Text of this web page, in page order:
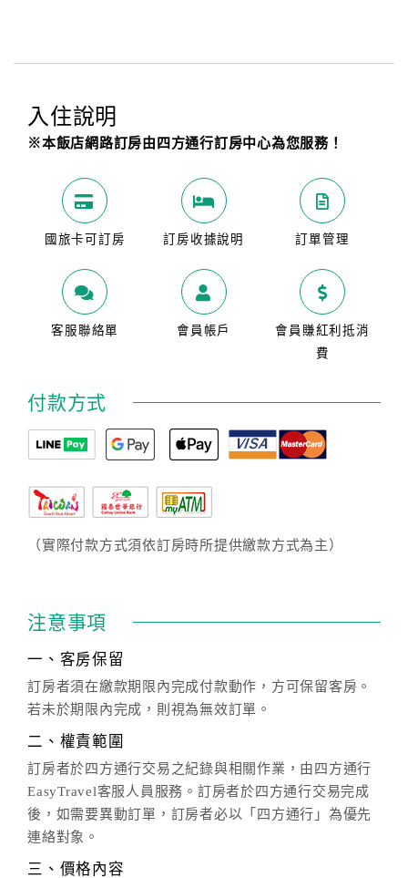
入住說明
※本飯店網路訂房由四方通行訂房中心為您服務！
國旅卡可訂房 訂房收據說明 訂單管理
客服聯絡單 會員帳戶
會員賺紅利抵消
費
付款方式
（實際付款方式須依訂房時所提供繳款方式為主）
注意事項
一、客房保留
訂房者須在繳款期限內完成付款動作，方可保留客房。
若未於期限內完成，則視為無效訂單。
二、權責範圍
訂房者於四方通行交易之紀錄與相關作業，由四方通行
EasyTravel客服人員服務。訂房者於四方通行交易完成
後，如需要異動訂單，訂房者必以「四方通行」為優先
連絡對象。
三、價格內容